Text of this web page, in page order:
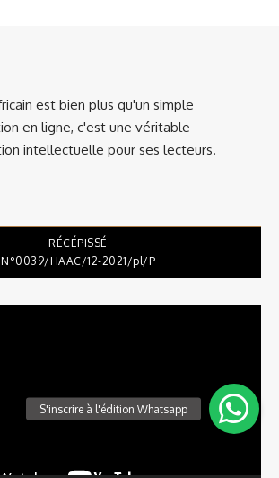
est bien plus qu'un simple
en ligne, c'est une véritable
intellectuelle pour ses lecteurs.
RÉCÉPISSÉ
N°0039/HAAC/12-2021/pl/P